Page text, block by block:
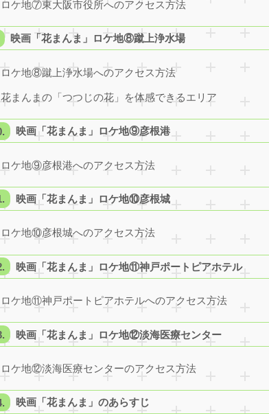
ロケ地⑦東大阪市役所へのアクセス方法
映画「花まんま」ロケ地⑧蹴上浄水場
ロケ地⑧蹴上浄水場へのアクセス方法
花まんまの「つつじの花」を体感できるエリア
映画「花まんま」ロケ地⑨彦根港
ロケ地⑨彦根港へのアクセス方法
映画「花まんま」ロケ地⑩彦根城
ロケ地⑩彦根城へのアクセス方法
映画「花まんま」ロケ地⑪神戸ポートピアホテル
ロケ地⑪神戸ポートピアホテルへのアクセス方法
映画「花まんま」ロケ地⑫淡海医療センター
ロケ地⑫淡海医療センターのアクセス方法
映画「花まんま」のあらすじ